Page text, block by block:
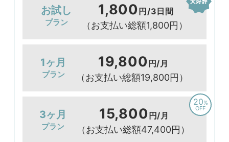
お試し
プラン
1,800 円/3日間
（お支払い総額1,800円）
1ヶ月
プラン
19,800 円/月
（お支払い総額19,800円）
3ヶ月
プラン
15,800 円/月
（お支払い総額47,400円）
20%
OFF